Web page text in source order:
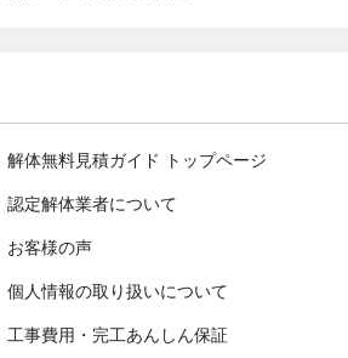
解体無料見積ガイド トップページ
認定解体業者について
お客様の声
個人情報の取り扱いについて
工事費用・完工あんしん保証